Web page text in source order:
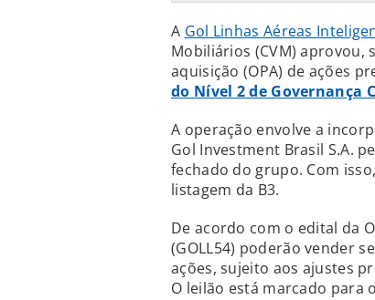
A Gol Linhas Aéreas
Mobiliários (CVM)
aquisição (OPA) de ações
do Nível 2 de Governança
A operação envolve a
Gol Investment Brasil S.A.
fechado do grupo. Com
listagem da B3.
De acordo com o edital da
(GOLL54) poderão vender
ações, sujeito aos ajustes
O leilão está marcado para